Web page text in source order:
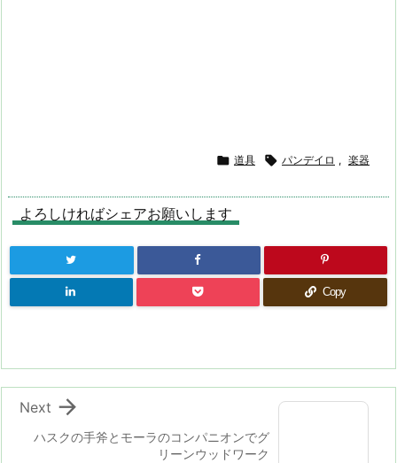
 道具  パンデイロ , 楽器
よろしければシェアお願いします
Copy
ハスクの手斧とモーラのコンパニオンでグ
リーンウッドワーク

Next